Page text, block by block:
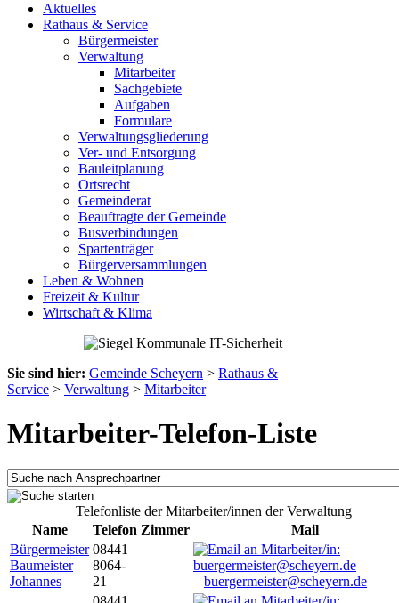
Aktuelles
Rathaus & Service
Bürgermeister
Verwaltung
Mitarbeiter
Sachgebiete
Aufgaben
Formulare
Verwaltungsgliederung
Ver- und Entsorgung
Bauleitplanung
Ortsrecht
Gemeinderat
Beauftragte der Gemeinde
Busverbindungen
Spartenträger
Bürgerversammlungen
Leben & Wohnen
Freizeit & Kultur
Wirtschaft & Klima
Sie sind hier: Gemeinde Scheyern > Rathaus &
Service > Verwaltung > Mitarbeiter
Mitarbeiter-Telefon-Liste
Telefonliste der Mitarbeiter/innen der Verwaltung
Name
Telefon Zimmer
Mail
Bürgermeister
Baumeister
Johannes
08441
8064-
21
buergermeister@scheyern.de